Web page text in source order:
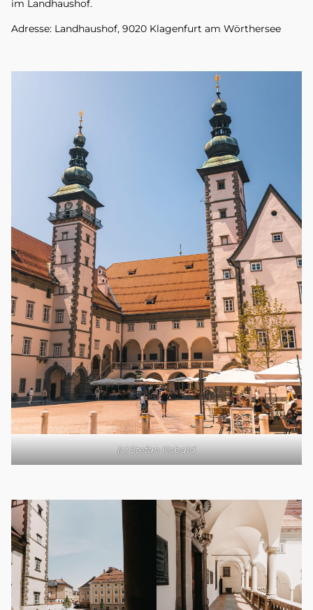
im Landhaushof.
Adresse: Landhaushof, 9020 Klagenfurt am Wörthersee
(c) Stefan Kobald